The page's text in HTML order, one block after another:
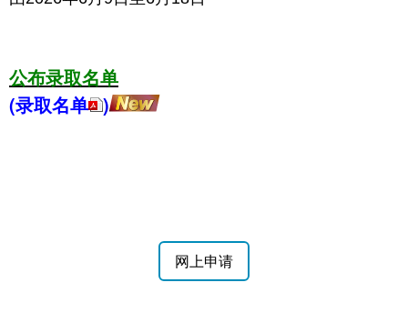
公布录取名单
(录取名单 )
网上申请